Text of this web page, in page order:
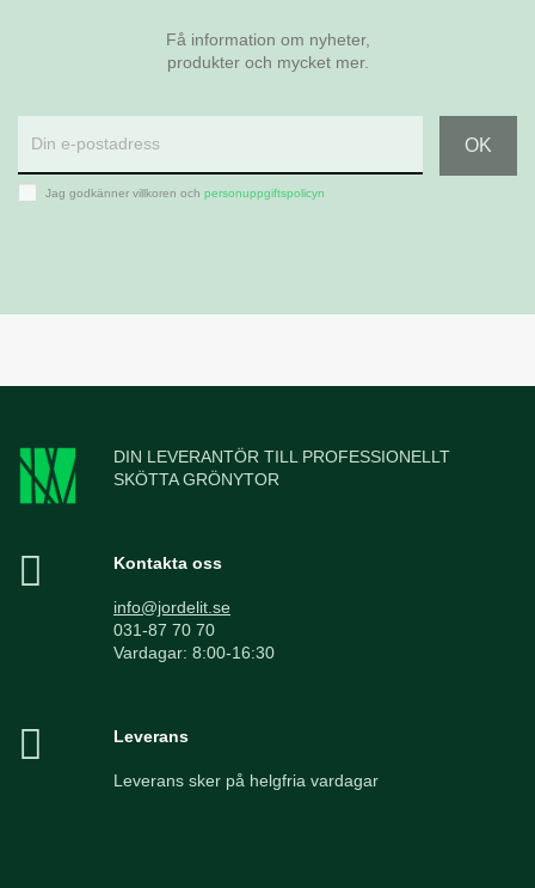
Syngenta Instrata EliteFå information om nyheter,
produkter och mycket mer.
Jag godkänner villkoren och personuppgiftspolicyn
DIN LEVERANTÖR TILL PROFESSIONELLT
SKÖTTA GRÖNYTOR
Kontakta oss
info@jordelit.se
031-87 70 70
Vardagar: 8:00-16:30
Leverans
Leverans sker på helgfria vardagar